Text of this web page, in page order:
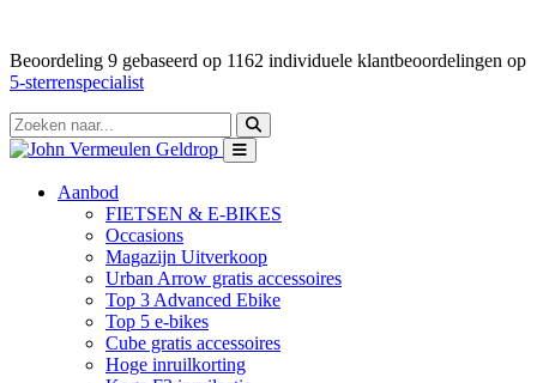
Beoordeling 9 gebaseerd op 1162 individuele klantbeoordelingen op
5-sterrenspecialist
Aanbod
FIETSEN & E-BIKES
Occasions
Magazijn Uitverkoop
Urban Arrow gratis accessoires
Top 3 Advanced Ebike
Top 5 e-bikes
Cube gratis accessoires
Hoge inruilkorting